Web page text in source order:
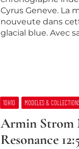
Cyrus Geneve. La
nouveute dans
glacial blue. Avec
10H10 MODELES &
Armin Strom
Resonance